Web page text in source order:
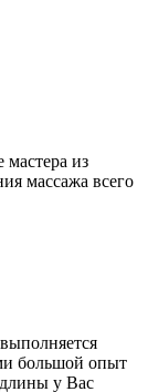
из
массажа всего
большой опыт
у Вас